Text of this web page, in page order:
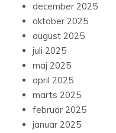
december 2025
oktober 2025
august 2025
juli 2025
maj 2025
april 2025
marts 2025
februar 2025
januar 2025